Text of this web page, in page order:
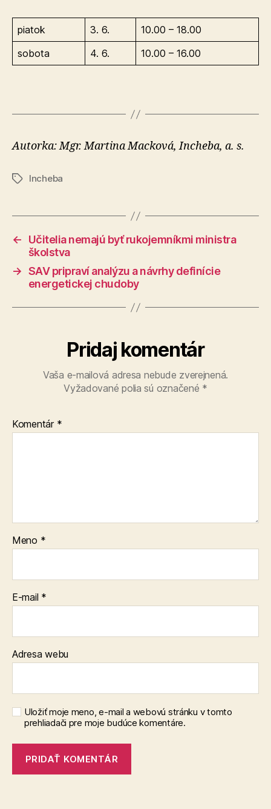
piatok 3. 6.
10.00 – 18.00
sobota
4. 6. 10.00 – 16.00
Autorka: Mgr. Martina Macková, Incheba, a. s.
ZnačkyIncheba
←
Učitelia nemajú byť rukojemníkmi ministra
školstva
→ SAV pripraví analýzu a návrhy definície
energetickej chudoby
Pridaj komentár
Vaša e-mailová adresa nebude zverejnená.
Vyžadované polia sú označené *
Komentár *
Meno *
E-mail *
Adresa webu
Uložiť moje meno, e-mail a webovú stránku v tomto
prehliadači pre moje budúce komentáre.